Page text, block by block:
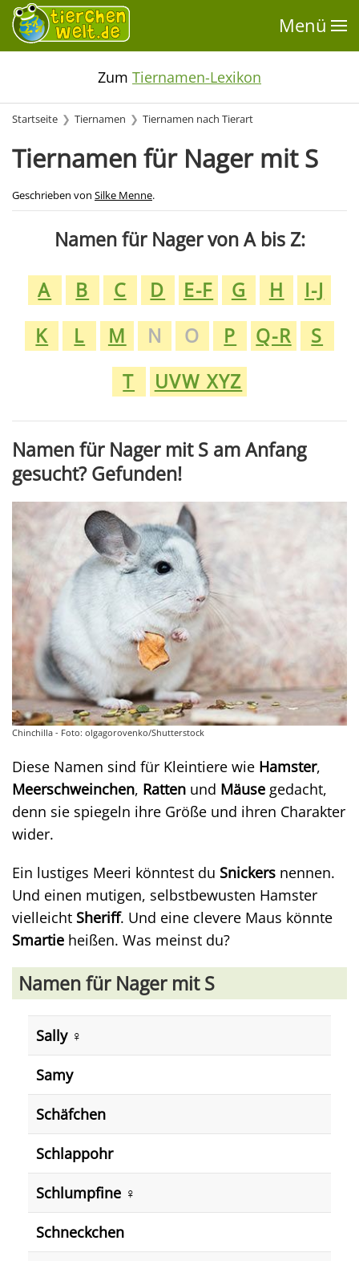
Menü
Zum Tiernamen-Lexikon
Startseite Tiernamen Tiernamen nach Tierart
Tiernamen für Nager mit S
Geschrieben von Silke Menne.
Namen für Nager von A bis Z:
A
B C D E-F G H
I-J
K
L M N O P Q-R
S
T
UVW XYZ
Namen für Nager mit S am Anfang
gesucht? Gefunden!
Chinchilla - Foto: olgagorovenko/Shutterstock
Diese Namen sind für Kleintiere wie Hamster,
Meerschweinchen, Ratten und Mäuse gedacht,
denn sie spiegeln ihre Größe und ihren Charakter
wider.
Ein lustiges Meeri könntest du Snickers nennen.
Und einen mutigen, selbstbewusten Hamster
vielleicht Sheriff. Und eine clevere Maus könnte
Smartie heißen. Was meinst du?
Namen für Nager mit S
Sally ♀️
Samy
Schäfchen
Schlappohr
Schlumpfine ♀️
Schneckchen